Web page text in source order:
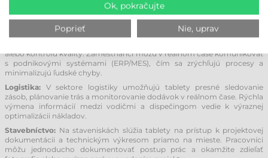
Priemyselné tablety prinášajú benefity do širokého spektra odvetví
vrátane výroby, logistiky, stavebníctva, zdravotníctva, maloobchodu a
Vo výrobných procesoch sa priemyselné tablety využívajú na
alebo kontrolu kvality. Zamestnanci môžu v reálnom čase komunikovať
s podnikovými systémami (ERP/MES), čím sa zrýchľujú procesy a
minimalizujú ľudské chyby.
Logistika: V sektore logistiky umožňujú tablety presné sledovanie
zásob, plánovanie trás a monitorovanie dodávok v reálnom čase. Rýchla
výmena informácií medzi vodičmi a dispečingom vedie k výraznej
optimalizácii nákladov.
Stavebníctvo: Na staveniskách slúžia tablety na prístup k projektovej
dokumentácii a technickým výkresom priamo na mieste. Pracovníci
môžu jednoducho dokumentovať postup prác a okamžite zdieľať
Ok, pokračujte
Poprieť Nie, uprav